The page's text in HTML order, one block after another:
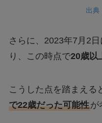
出典
さらに、2023年7月2日
り、この時点で20歳以
こうした点を踏まえる
で22歳だった可能性が